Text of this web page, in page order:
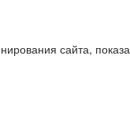
сайта,